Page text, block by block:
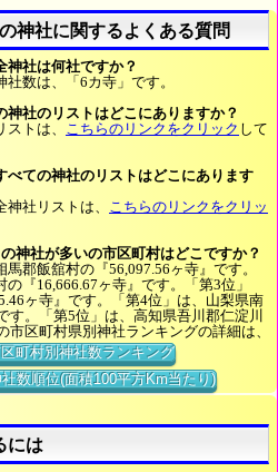
神社に関するよくある質問
神社は何社ですか？
社数は、「6カ寺」です。
神社のリストはどこにありますか？
トは、
こちらのリンクをクリック して
べての神社のリストはどこにあります
神社リストは、
こちらのリンクをクリッ
神社が多いの市区町村はどこですか？
郡飯舘村の『56,097.56ヶ寺』です。
『16,666.67ヶ寺』です。「第3位」
ヶ寺』です。「第4位」は、山梨県南
す。「第5位」は、高知県吾川郡仁淀川
区町村県別神社ランキングの詳細は、
町村別神社数ランキング
数順位(面積100平方Km当たり)
には